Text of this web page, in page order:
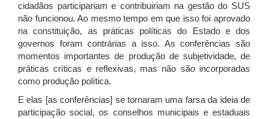
cidadãos participariam e contribuiriam na gestão do SUS
não funcionou. Ao mesmo tempo em que isso foi aprovado
na constituição, as práticas políticas do Estado e dos
governos foram contrárias a isso. As conferências são
momentos importantes de produção de subjetividade, de
práticas críticas e reflexivas, mas não são incorporadas
como produção política.
E elas [as conferências] se tornaram uma farsa da ideia de
participação social, os conselhos municipais e estaduais